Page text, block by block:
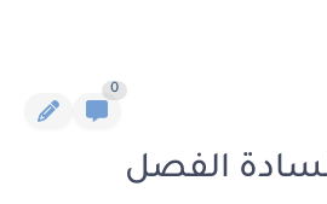
0
الفصل